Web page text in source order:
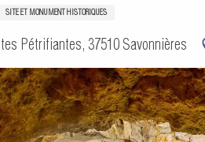
SITE ET MONUMENT HISTORIQUES
Pétrifiantes, 37510 Savonnières